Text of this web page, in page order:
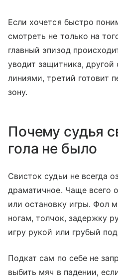
Если хочется быстро
смотреть не только на
главный эпизод
уводит защитника,
линиями, третий готовит
зону.
Почему судья
гола не было
Свисток судьи не всегда
драматичное. Чаще всего
или остановку игры. Фол
ногам, толчок, задержку
игру рукой или грубый
Подкат сам по себе не
выбить мяч в падении,